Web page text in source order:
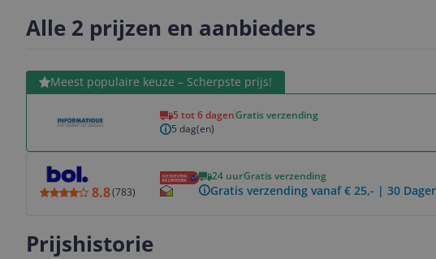
Alle 2 prijzen en aanbieders
Meest populaire keuze – Scherpste prijs!
5 tot 6 dagenGratis verzending
5 dag(en)
Bekijk product
8.8(783)
24 uurGratis verzending
Gratis verzending vanaf € 25,- | 30
Prijshistorie